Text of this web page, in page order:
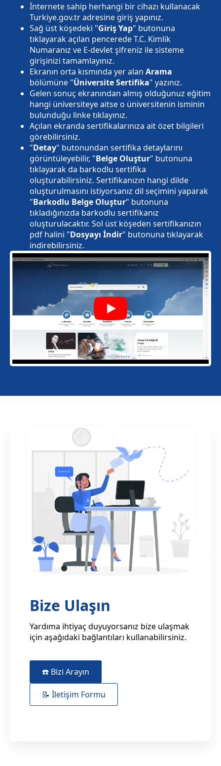
Play
İnternete sahip herhangi bir cihazı kullanacak
Turkiye.gov.tr adresine giriş yapınız.
Sağ üst köşedeki "Giriş Yap" butonuna
tıklayarak açılan pencerede T.C. Kimlik
Numaranız ve E-devlet şifreniz ile sisteme
girişinizi tamamlayınız.
Ekranın orta kısmında yer alan Arama
bölümüne "Üniversite Sertifika" yazınız.
Gelen sonuç ekranından almış olduğunuz eğitim
hangi üniversiteye aitse o üniversitenin isminin
bulunduğu linke tıklayınız.
Açılan ekranda sertifikalarınıza ait özet bilgileri
görebilirsiniz.
"Detay" butonundan sertifika detaylarını
görüntüleyebilir, "Belge Oluştur" butonuna
tıklayarak da barkodlu sertifika
oluşturabilirsiniz. Sertifikanızın hangi dilde
oluşturulmasını istiyorsanız dil seçimini yaparak
"Barkodlu Belge Oluştur" butonuna
tıkladığınızda barkodlu sertifikanız
oluşturulacaktır. Sol üst köşeden sertifikanızın
pdf halini "Dosyayı İndir" butonuna tıklayarak
indirebilirsiniz.
Bize Ulaşın
Yardıma ihtiyaç duyuyorsanız bize ulaşmak
için aşağıdaki bağlantıları kullanabilirsiniz.
☎️ Bizi Arayın
📝 İletişim Formu